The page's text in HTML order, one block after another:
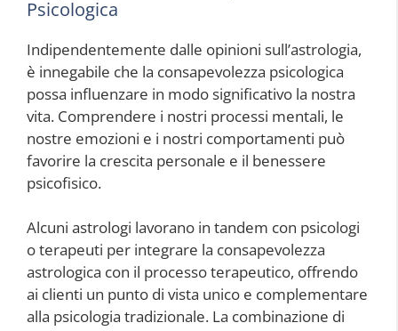
Psicologica
Indipendentemente dalle opinioni sull’astrologia,
è innegabile che la consapevolezza psicologica
possa influenzare in modo significativo la nostra
vita. Comprendere i nostri processi mentali, le
nostre emozioni e i nostri comportamenti può
favorire la crescita personale e il benessere
psicofisico.
Alcuni astrologi lavorano in tandem con psicologi
o terapeuti per integrare la consapevolezza
astrologica con il processo terapeutico, offrendo
ai clienti un punto di vista unico e complementare
alla psicologia tradizionale. La combinazione di